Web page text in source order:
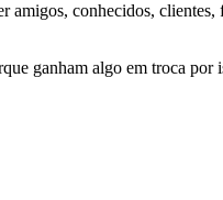
amigos, conhecidos,
ganham algo em troca